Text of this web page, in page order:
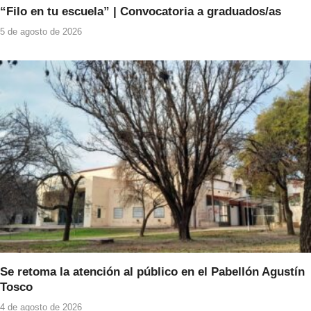
“Filo en tu escuela” | Convocatoria a graduados/as
5 de agosto de 2026
Se retoma la atención al público en el Pabellón Agustín
Tosco
4 de agosto de 2026